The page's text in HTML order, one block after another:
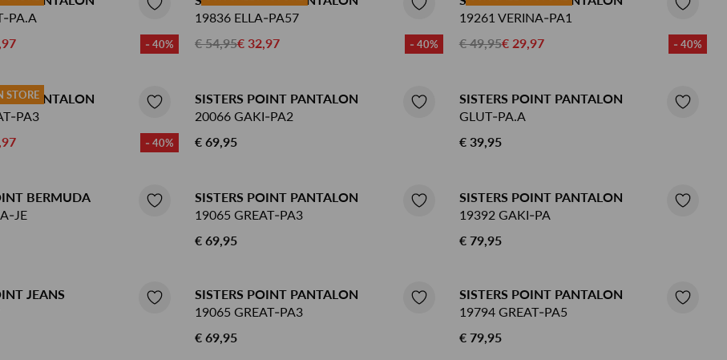
PA.A
- 40%
19836 ELLA-PA57
€ 54,95€ 32,97 - 40%
19261 VERINA-PA1
€ 49,95€ 29,97 - 40%
STOREPANTALON
PA3
- 40%
SISTERS POINT PANTALON
20066 GAKI-PA2
€ 69,95
SISTERS POINT PANTALON
GLUT-PA.A
€ 39,95
BERMUDA
JE
SISTERS POINT PANTALON
19065 GREAT-PA3
€ 69,95
SISTERS POINT PANTALON
19392 GAKI-PA
€ 79,95
JEANS
SISTERS POINT PANTALON
19065 GREAT-PA3
€ 69,95
SISTERS POINT PANTALON
19794 GREAT-PA5
€ 79,95